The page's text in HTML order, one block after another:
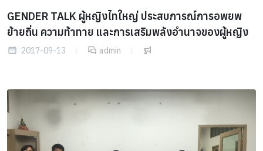
GENDER TALK ผู้หญิงไทใหญ่ ประสบการณ์การอพยพ
ย้ายถิ่น ความท้าทาย และการเสริมพลังอำนาจของผู้หญิง
2017-09-13 admin